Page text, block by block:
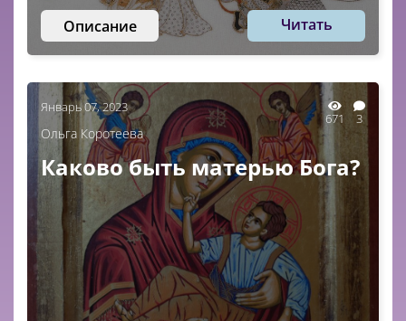
Описание Читать
Январь 07, 2023
671 3
Ольга Коротеева
Каково быть матерью Бога?